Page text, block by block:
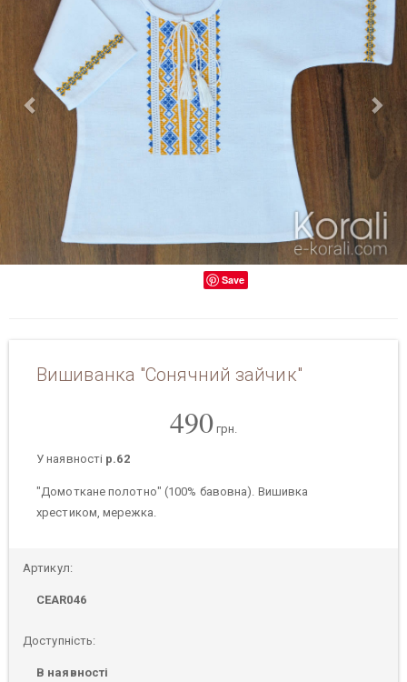
Save
Вишиванка "Сонячний зайчик"
490 грн.
У наявності р.62
"Домоткане полотно" (100% бавовна). Вишивка
хрестиком, мережка.
Артикул:
CEAR046
Доступність:
В наявності